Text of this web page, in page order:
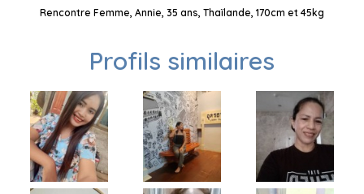
Rencontre Femme, Annie, 35 ans, Thaïlande, 170cm et 45kg
Profils similaires